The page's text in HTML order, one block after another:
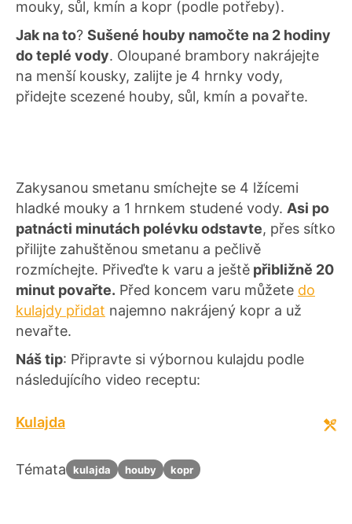
mouky, sůl, kmín a kopr (podle potřeby).
Jak na to? Sušené houby namočte na 2 hodiny
do teplé vody. Oloupané brambory nakrájejte
na menší kousky, zalijte je 4 hrnky vody,
přidejte scezené houby, sůl, kmín a povařte.
Zakysanou smetanu smíchejte se 4 lžícemi
hladké mouky a 1 hrnkem studené vody. Asi po
patnácti minutách polévku odstavte, přes sítko
přilijte zahuštěnou smetanu a pečlivě
rozmíchejte. Přiveďte k varu a ještě přibližně 20
minut povařte. Před koncem varu můžete do
kulajdy přidat najemno nakrájený kopr a už
nevařte.
Náš tip: Připravte si výbornou kulajdu podle
následujícího video receptu:
Kulajda
Témata kulajda houby kopr